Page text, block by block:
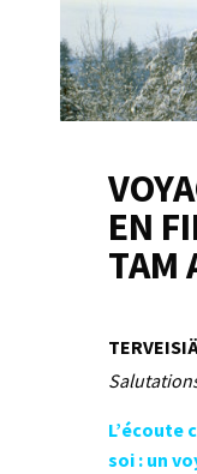
EN
TAM
L’écoute
soi : un